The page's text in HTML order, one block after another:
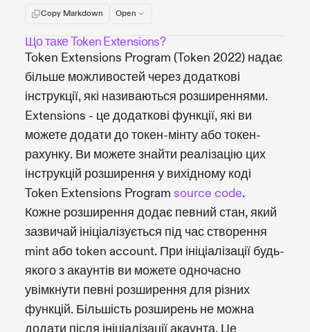
Copy Markdown Open
Що таке Token Extensions?
Token Extensions Program (Token 2022) надає
більше можливостей через додаткові
інструкції, які називаються розширеннями.
Extensions - це додаткові функції, які ви
можете додати до токен-мінту або токен-
рахунку. Ви можете знайти реалізацію цих
інструкцій розширення у вихідному коді
Token Extensions Program source code.
Кожне розширення додає певний стан, який
зазвичай ініціалізується під час створення
mint або token account. При ініціалізації будь-
якого з акаунтів ви можете одночасно
увімкнути певні розширення для різних
функцій. Більшість розширень не можна
додати після ініціалізації акаунта. Це